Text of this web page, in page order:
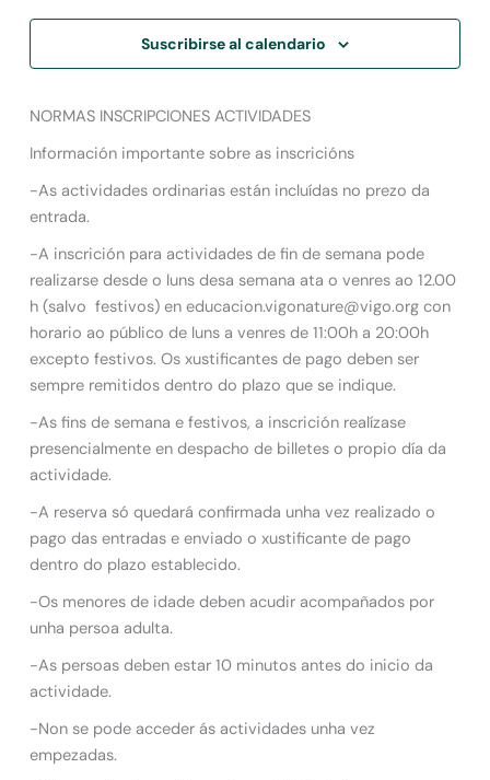
Suscribirse al calendario
NORMAS INSCRIPCIONES ACTIVIDADES
Información importante sobre as inscricións
-As actividades ordinarias están incluídas no prezo da
entrada.
-A inscrición para actividades de fin de semana pode
realizarse desde o luns desa semana ata o venres ao 12.00
h (salvo festivos) en educacion.vigonature@vigo.org con
horario ao público de luns a venres de 11:00h a 20:00h
excepto festivos. Os xustificantes de pago deben ser
sempre remitidos dentro do plazo que se indique.
-As fins de semana e festivos, a inscrición realízase
presencialmente en despacho de billetes o propio día da
actividade.
-A reserva só quedará confirmada unha vez realizado o
pago das entradas e enviado o xustificante de pago
dentro do plazo establecido.
-Os menores de idade deben acudir acompañados por
unha persoa adulta.
-As persoas deben estar 10 minutos antes do inicio da
actividade.
-Non se pode acceder ás actividades unha vez
empezadas.